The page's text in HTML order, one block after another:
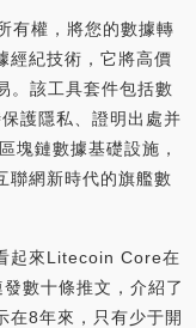
有權，將您的數據轉
經紀技術，它將高價
。該工具套件包括數
護隱私、證明出處并
塊鏈數據基礎設施，
聯網新時代的旗艦數
起來Litecoin Core在
數十條推文，介紹了
在8年來，只有少于開